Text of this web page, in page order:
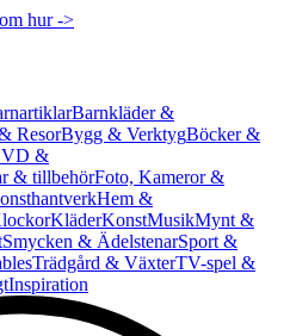
hur ->
Barnkläder &
ResorBygg & VerktygBöcker &
&
& tillbehörFoto, Kameror &
Hem &
KläderKonstMusikMynt &
Smycken & ÄdelstenarSport &
Trädgård & VäxterTV-spel &
Inspiration